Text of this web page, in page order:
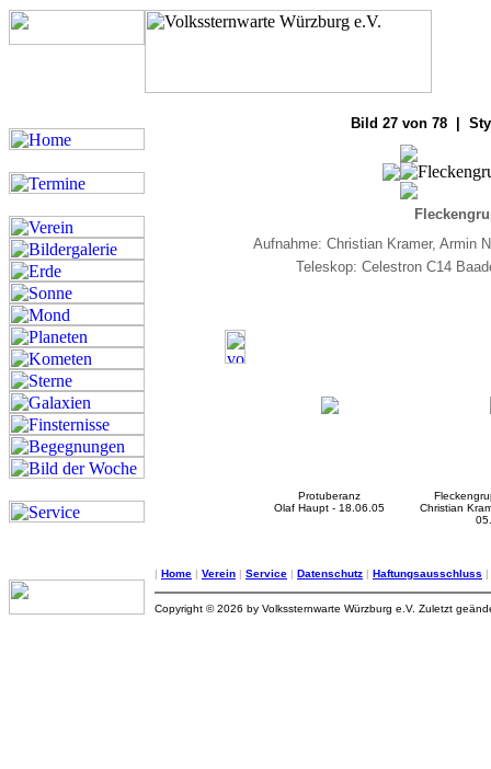
Bild 27 von 78 |
Aufnahme: Christian Kramer, Armin
Teleskop: Celestron C14
Protuberanz
Olaf Haupt - 18.06.05
Christian
| Home | Verein | Service | Datenschutz | Haftungsausschluss |
Copyright © 2026 by Volkssternwarte Würzburg e.V. Zuletzt